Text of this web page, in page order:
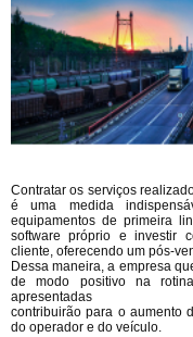
Contratar os serviços
é uma medida
equipamentos de primeira
software próprio e investir
cliente, oferecendo um pós-
Dessa maneira, a empresa
de modo positivo na
apresentadas
contribuirão para o aumento
do operador e do veículo.